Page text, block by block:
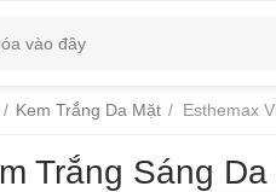
/ Kem Trắng Da Mặt / Esthemax
Trắng Sáng